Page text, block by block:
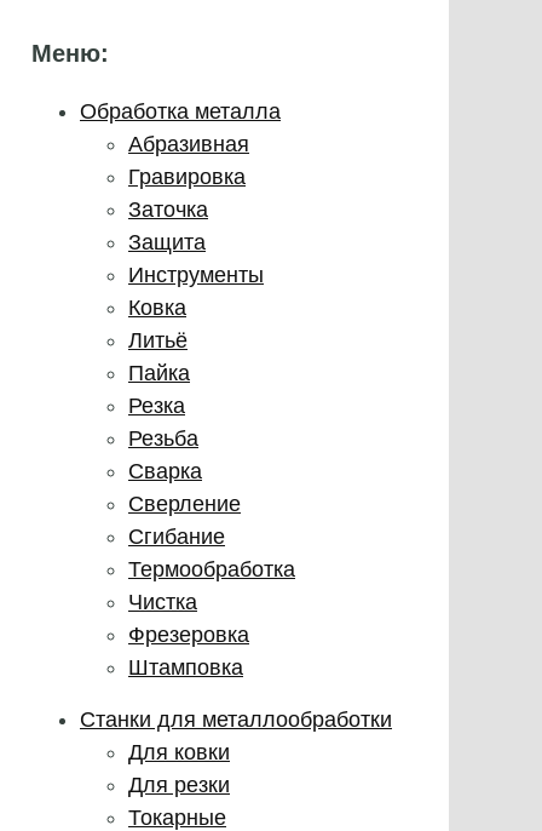
Меню:
Обработка металла
Абразивная
Гравировка
Заточка
Защита
Инструменты
Ковка
Литьё
Пайка
Резка
Резьба
Сварка
Сверление
Сгибание
Термообработка
Чистка
Фрезеровка
Штамповка
Станки для металлообработки
Для ковки
Для резки
Токарные